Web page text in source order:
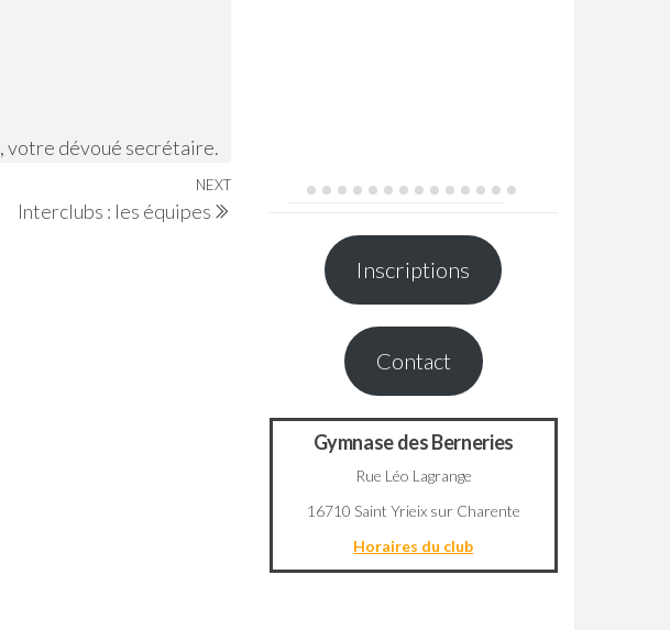
, votre dévoué secrétaire.
Next
NEXT
Interclubs : les équipes
Inscriptions
Contact
Gymnase des Berneries
Rue Léo Lagrange
16710 Saint Yrieix sur Charente
Horaires du club